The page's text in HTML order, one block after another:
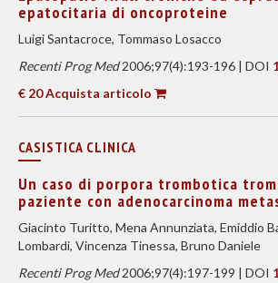
epatocitaria di oncoproteine
Luigi Santacroce, Tommaso Losacco
Recenti Prog Med2006;97(4):193-196 | DOI
€ 20 Acquista articolo
CASISTICA CLINICA
Un caso di porpora trombotica
paziente con adenocarcinoma
Giacinto Turitto, Mena Annunziata, Emiddio
Lombardi, Vincenza Tinessa, Bruno Daniele
Recenti Prog Med2006;97(4):197-199 | DOI